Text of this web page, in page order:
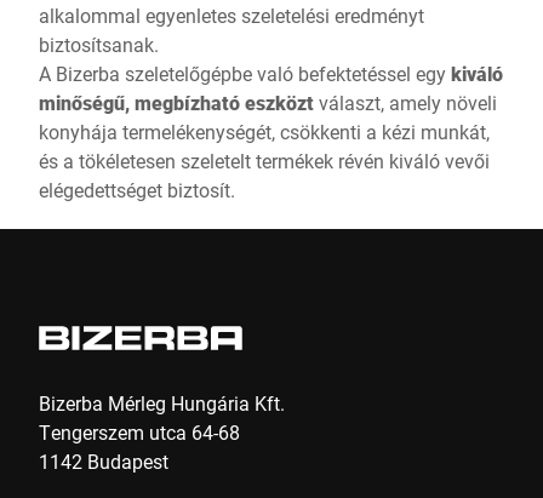
alkalommal egyenletes szeletelési eredményt
biztosítsanak.
A Bizerba szeletelőgépbe való befektetéssel egykiváló
minőségű, megbízható eszköztválaszt, amely növeli
konyhája termelékenységét, csökkenti a kézi munkát,
és a tökéletesen szeletelt termékek révén kiváló vevői
elégedettséget biztosít.
Bizerba Mérleg Hungária Kft.
Tengerszem utca 64-68
1142 Budapest